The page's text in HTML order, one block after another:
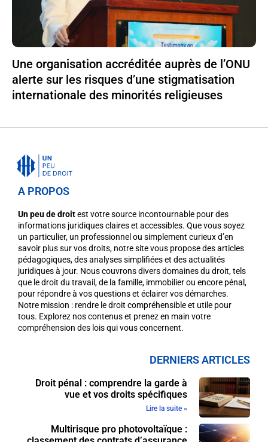
Une organisation accréditée auprès de l’ONU
alerte sur les risques d’une stigmatisation
internationale des minorités religieuses
A PROPOS
Un peu de droitest votre source incontournable pour des
informations juridiques claires et accessibles. Que vous soyez
un particulier, un professionnel ou simplement curieux d’en
savoir plus sur vos droits, notre site vous propose des articles
pédagogiques, des analyses simplifiées et des actualités
juridiques à jour. Nous couvrons divers domaines du droit, tels
que le droit du travail, de la famille, immobilier ou encore pénal,
pour répondre à vos questions et éclairer vos démarches.
Notre mission : rendre le droit compréhensible et utile pour
tous. Explorez nos contenus et prenez en main votre
compréhension des lois qui vous concernent.
DERNIERS ARTICLES
Droit pénal : comprendre la garde à
vue et vos droits spécifiques
Lire la suite »
Multirisque pro photovoltaïque :